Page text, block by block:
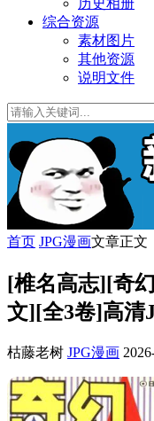
历史相册
综合资源
素材图片
其他资源
说明文件
首页 JPG漫画文章正文
[椎名高志][奇
文][全3卷]高清
枯藤老树 JPG漫画